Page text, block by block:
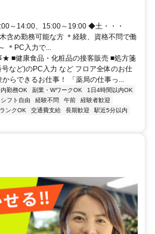
咲東口徒歩約15分
～14:00、15:00～19:00 ◆土・・・
含め勤務可能な方 ＊経験、資格不問で働
＊PC入力で...
■健康食品・化粧品の接客販売 ■処方箋
など)のPC入力 など フロア全体のお仕
らできるお仕事！ 「薬局の仕事っ...
勤務OK 副業・WワークOK
1日4時間以内OK
シフト自由 経験不問 午前
経験者歓迎
ンクOK 交通費支給 長期歓迎
駅近5分以内